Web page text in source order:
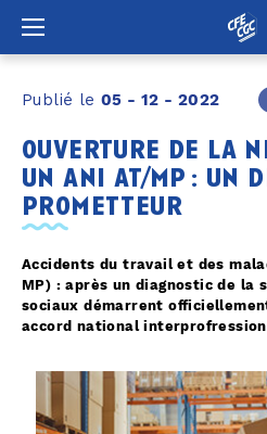
Publié le 05 - 12 - 2022
ouverture de la
un ani at/mp : un
prometteur
Accidents du travail et des
MP) : après un diagnostic de
sociaux démarrent
accord national
Panneau de gestion des cookies